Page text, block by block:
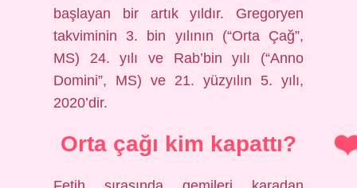
başlayan bir artık yıldır. Gregoryen
takviminin 3. bin yılının (“Orta Çağ”,
MS) 24. yılı ve Rab’bin yılı (“Anno
Domini”, MS) ve 21. yüzyılın 5. yılı,
2020’dir.
Orta çağı kim kapattı?